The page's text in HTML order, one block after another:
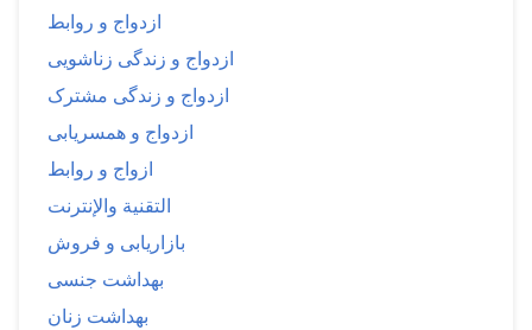
ازدواج و روابط
ازدواج و زندگی زناشویی
ازدواج و زندگی مشترک
ازدواج و همسریابی
ازواج و روابط
التقنية والإنترنت
بازاریابی و فروش
بهداشت جنسی
بهداشت زنان